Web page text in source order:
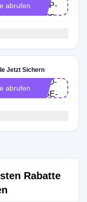
abrufen
6-SP-
2225
Jetzt Sichern
abrufen
D-
PRO-
5-GE-
Rabatte